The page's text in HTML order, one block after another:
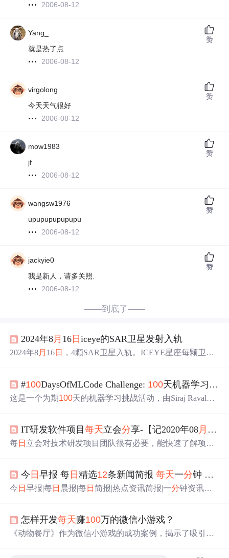
2006-08-12
Yang_
就是热了点
2006-08-12
赞
virgolong
今天天气很好
2006-08-12
赞
mow1983
jf
2006-08-12
赞
wangsw1976
upupupupupupu
2006-08-12
赞
jackyie0
我是新人，请多关照.
2006-08-12
赞
——到底了——
2024年8月 16 日iceye的SAR卫星发射入轨
2024年8月 16日
，4颗SAR卫星入轨。ICEYE星座每颗卫星
数据下行传输。该星座由约18颗卫星组成，强调可靠性、
重访率和客观性。
#100DaysOfMLCode Challenge: 100天机器学习挑战（持续更新）
这是一个为期100天的机器学习挑战活动，由Siraj Raval发
年8月5日开始，逐天记录学习进程，包括数据预处理、线
性回归、逻辑回归、KNN、SVM和朴素贝叶斯等主题。
IT研发软件项目每天立会分享-【记2020年08 月 06
每 日 立会对技术研发项目团队很有必要，能快速了解项目
发等工作的进度，还列出了目前待上线的版本及计划时
间。
今 日早报 每日精选12条新闻简报每天一分钟 知晓天下事 8
今 日早报|每 日 晨报|每 日简报|热点资讯简报|一分钟资讯简
知晓天下事！ 2021年8月21日星期六 农历七 月
口计生法完成修改：保障实施三孩生育政策及配套支持措
怎样开发每天赚100万的微信小游戏？
《动物餐厅》作为微信小游戏的成功案例，揭示了吸引用